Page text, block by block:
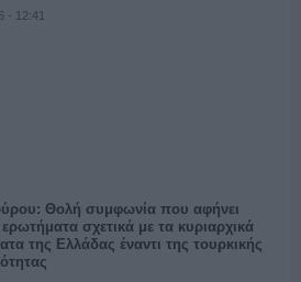
- 12:41
Θολή συμφωνία που αφήνει
ερωτήματα σχετικά με τα κυριαρχικά
της Ελλάδας έναντι της τουρκικής